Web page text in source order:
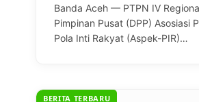
Banda Aceh — PTPN IV
Pimpinan Pusat (DPP) Asosiasi
Pola Inti Rakyat (Aspek-PIR)…
BERITA TERBARU